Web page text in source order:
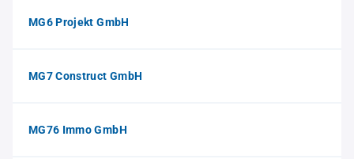
MG6 Projekt GmbH
MG7 Construct GmbH
MG76 Immo GmbH